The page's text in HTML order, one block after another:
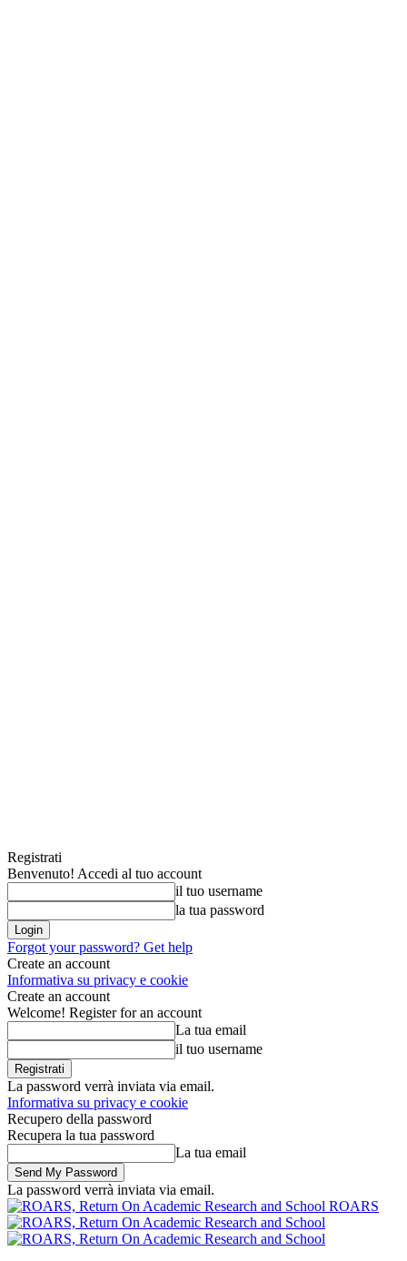
Registrati
Benvenuto! Accedi al tuo account
il tuo username
la tua password
Forgot your password? Get help
Create an account
Informativa su privacy e cookie
Create an account
Welcome! Register for an account
La tua email
il tuo username
La password verrà inviata via email.
Informativa su privacy e cookie
Recupero della password
Recupera la tua password
La tua email
La password verrà inviata via email.
ROARS